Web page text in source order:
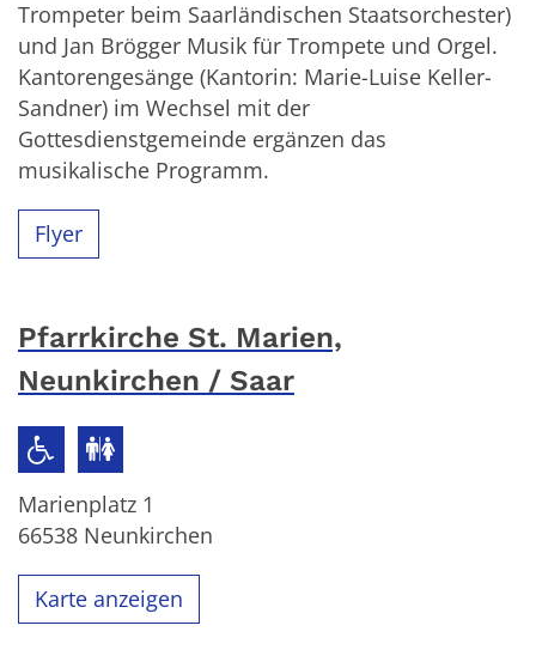
Trompeter beim Saarländischen Staatsorchester)
und Jan Brögger Musik für Trompete und Orgel.
Kantorengesänge (Kantorin: Marie-Luise Keller-
Sandner) im Wechsel mit der
Gottesdienstgemeinde ergänzen das
musikalische Programm.
Flyer
Pfarrkirche St. Marien,
Neunkirchen / Saar
Marienplatz 1
66538 Neunkirchen
Karte anzeigen